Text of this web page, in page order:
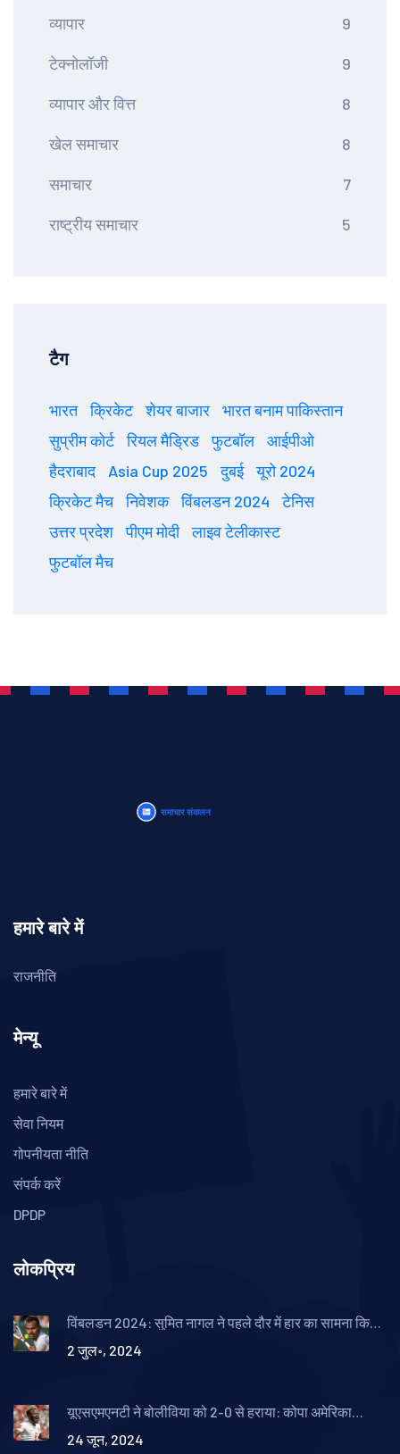
व्यापार 9
टेक्नोलॉजी 9
व्यापार और वित्त 8
खेल समाचार 8
समाचार 7
राष्ट्रीय समाचार 5
टैग
भारत क्रिकेट शेयर बाजार
भारत बनाम पाकिस्तान
सुप्रीम कोर्ट
रियल मैड्रिड फुटबॉल
आईपीओ
हैदराबाद
Asia Cup 2025 दुबई
यूरो 2024
क्रिकेट मैच
निवेशक विंबलडन 2024
टेनिस
उत्तर प्रदेश
पीएम मोदी
लाइव टेलीकास्ट
फुटबॉल मैच
हमारे बारे में
राजनीति
मेन्यू
हमारे बारे में
सेवा नियम
गोपनीयता नीति
संपर्क करें
DPDP
लोकप्रिय
विंबलडन 2024: सुमित नागल ने पहले दौर में हार का सामना किया,
2 जुल॰, 2024
यूएसएमएनटी ने बोलीविया को 2-0 से हराया: कोपा अमेरिका
24 जून, 2024